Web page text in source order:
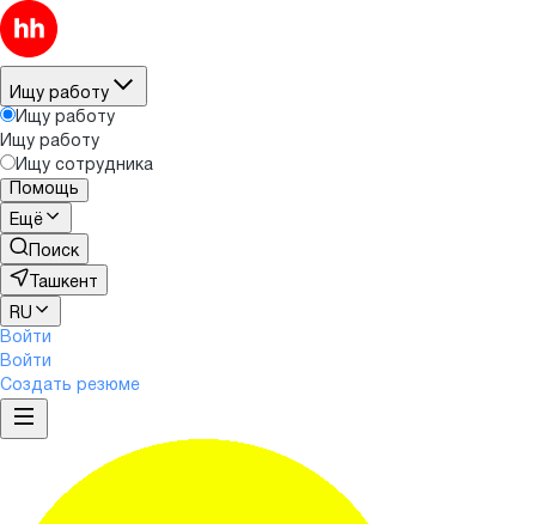
Ищу работу
Ищу работу
Ищу работу
Ищу сотрудника
Помощь
Ещё
Поиск
Ташкент
RU
Войти
Войти
Создать резюме